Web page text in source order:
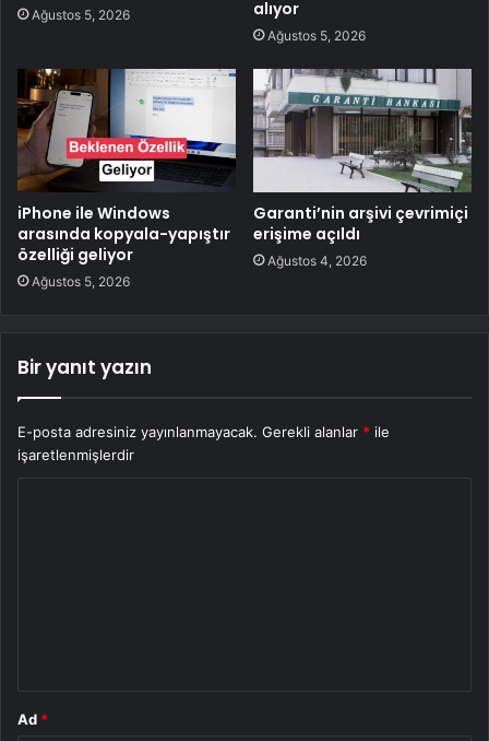
Ağustos 5, 2026 alıyor
Ağustos 5, 2026
iPhone ile Windows
arasında kopyala-yapıştır
özelliği geliyor
Ağustos 5, 2026
Garanti’nin arşivi çevrimiçi
erişime açıldı
Ağustos 4, 2026
Bir yanıt yazın
E-posta adresiniz yayınlanmayacak. Gerekli alanlar * ile
işaretlenmişlerdir
Ad *